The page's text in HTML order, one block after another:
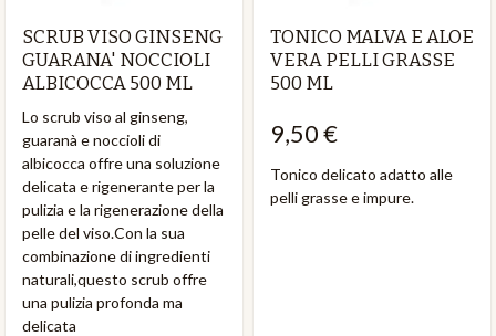
SCRUB VISO GINSENG
GUARANA' NOCCIOLI
ALBICOCCA 500 ML
Lo scrub viso al ginseng,
guaranà e noccioli di
albicocca offre una soluzione
delicata e rigenerante per la
pulizia e la rigenerazione della
pelle del viso.Con la sua
combinazione di ingredienti
naturali,questo scrub offre
una pulizia profonda ma
delicata
TONICO MALVA E ALOE
VERA PELLI GRASSE
500 ML
9,50 €
Tonico delicato adatto alle
pelli grasse e impure.